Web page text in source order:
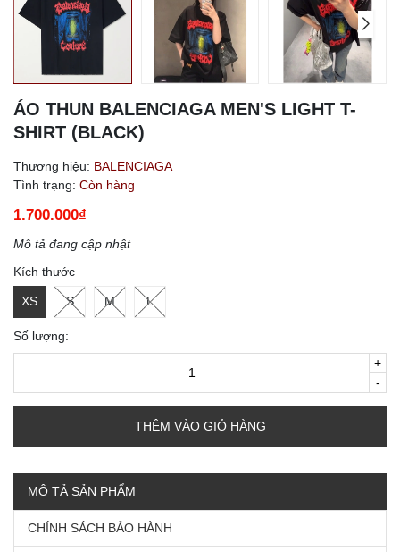
ÁO THUN BALENCIAGA MEN'S LIGHT T-
SHIRT (BLACK)
Thương hiệu: BALENCIAGA
Tình trạng: Còn hàng
1.700.000₫
Mô tả đang cập nhật
Kích thước
XS S M L
Số lượng:
-
+
THÊM VÀO GIỎ HÀNG
MÔ TẢ SẢN PHẨM
CHÍNH SÁCH BẢO HÀNH